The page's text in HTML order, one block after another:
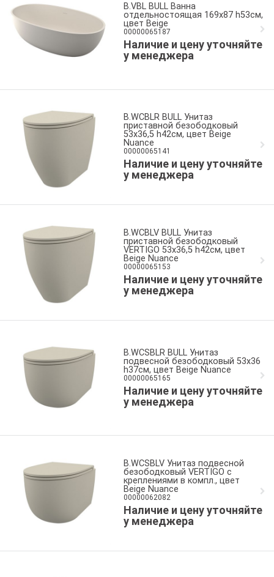
B.VBL BULL Ванна
отдельностоящая 169x87 h53см,
цвет Beige
00000065187
Наличие и цену уточняйте
у менеджера
B.WCBLR BULL Унитаз
приставной безободковый
53x36,5 h42см, цвет Beige
Nuance
00000065141
Наличие и цену уточняйте
у менеджера
B.WCBLV BULL Унитаз
приставной безободковый
VERTIGO 53x36,5 h42см, цвет
Beige Nuance
00000065153
Наличие и цену уточняйте
у менеджера
B.WCSBLR BULL Унитаз
подвесной безободковый 53x36
h37см, цвет Beige Nuance
00000065165
Наличие и цену уточняйте
у менеджера
B.WCSBLV Унитаз подвесной
безободковый VERTIGO с
креплениями в компл., цвет
Beige Nuance
00000062082
Наличие и цену уточняйте
у менеджера